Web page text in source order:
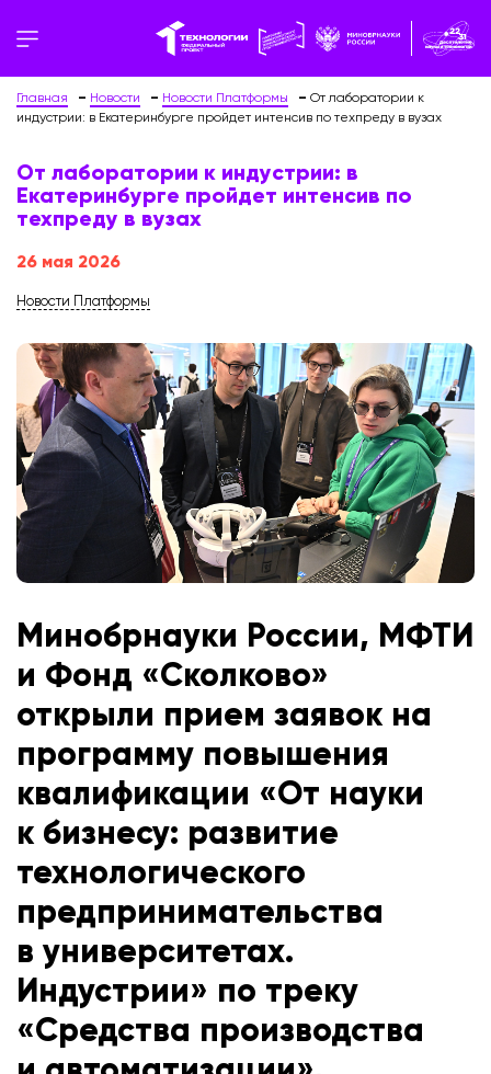
Главная Новости Новости Платформы
От лаборатории к
индустрии: в Екатеринбурге пройдет интенсив по техпреду в вузах
От лаборатории к индустрии: в
Екатеринбурге пройдет интенсив по
техпреду в вузах
26 мая 2026
Новости Платформы
Минобрнауки России, МФТИ
и Фонд «Сколково»
открыли прием заявок на
программу повышения
квалификации «От науки
к бизнесу: развитие
технологического
предпринимательства
в университетах.
Индустрии» по треку
«Средства производства